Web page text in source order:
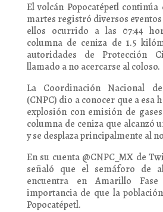
El volcán Popocatépetl
martes registró diversos
ellos ocurrido a las 07:44
columna de ceniza de 1.5
autoridades de Protección
llamado a no acercarse al coloso.
La Coordinación Nacional
(CNPC) dio a conocer que a esa
explosión con emisión de
columna de ceniza que alcanzó
y se desplaza principalmente al
En su cuenta @CNPC_MX de
señaló que el semáforo de
encuentra en Amarillo
importancia de que la
Popocatépetl.